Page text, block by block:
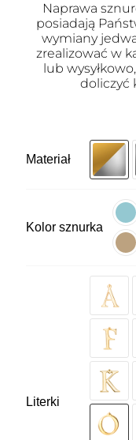
Naprawa
posiadają
wymiany
zrealizować w
lub
doliczyć
Materiał
Kolor sznurka
Literki